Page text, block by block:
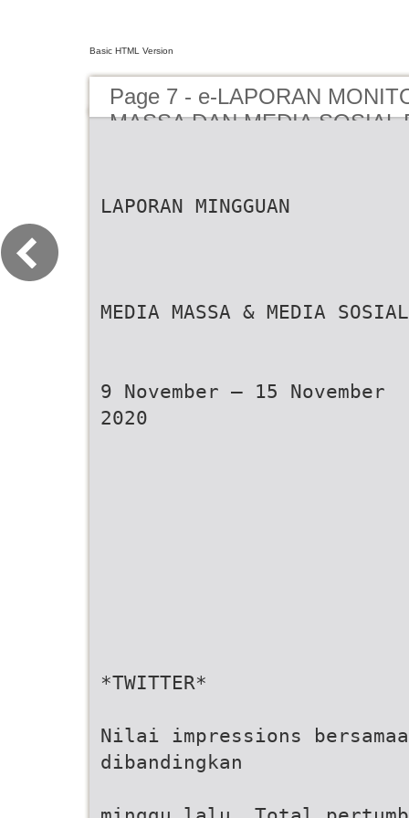
Basic HTML Version
Page 7 - e-LAPORAN
MASSA DAN MEDIA SOSIAL
LAPORAN MINGGUAN
MEDIA MASSA & MEDIA SOSIAL
9 November – 15 November
2020
*TWITTER*
Nilai impressions
dibandingkan